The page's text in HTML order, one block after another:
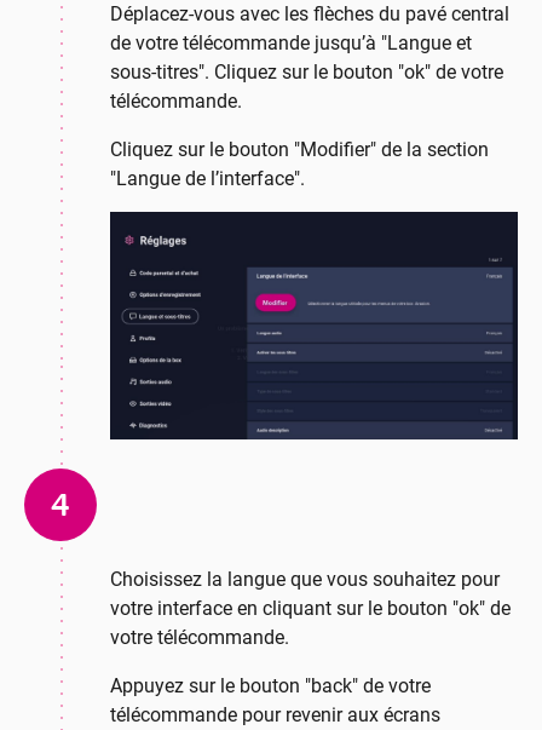
Déplacez-vous avec les flèches du pavé central
de votre télécommande jusqu’à "Langue et
sous-titres". Cliquez sur le bouton "ok" de votre
télécommande.
Cliquez sur le bouton "Modifier" de la section
"Langue de l’interface".
4
Choisissez la langue que vous souhaitez pour
votre interface en cliquant sur le bouton "ok" de
votre télécommande.
Appuyez sur le bouton "back" de votre
télécommande pour revenir aux écrans